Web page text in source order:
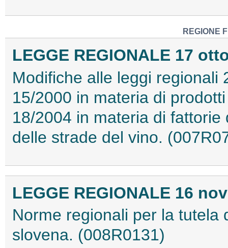
REGIONE
LEGGE REGIONALE 17
Modifiche alle leggi regionali
15/2000 in materia di
18/2004 in materia di
delle strade del vino.
LEGGE REGIONALE 16
Norme regionali per la tutela
slovena. (008R0131)